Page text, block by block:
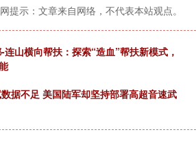
提示：文章来自网络，不代表本站观点。
山横向帮扶：探索“造血”帮扶新模式，
据不足 美国陆军却坚持部署高超音速武